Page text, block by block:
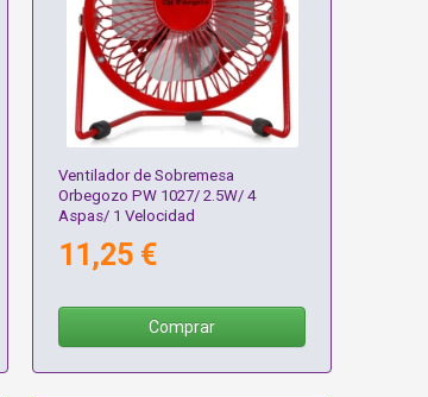
Ventilador de Sobremesa
Orbegozo PW 1027/ 2.5W/ 4
Aspas/ 1 Velocidad
11,25 €
Comprar